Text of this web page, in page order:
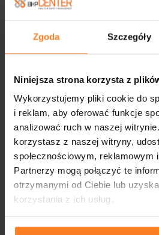
Zgoda Szczegóły
Niniejsza strona korzysta z
Wykorzystujemy pliki cookie do
i reklam, aby oferować funkcje
analizować ruch w naszej
korzystasz z naszej witryny,
społecznościowym, reklamowym
Partnerzy mogą połączyć te
otrzymanymi od Ciebie lub
korzystania z ich usług.